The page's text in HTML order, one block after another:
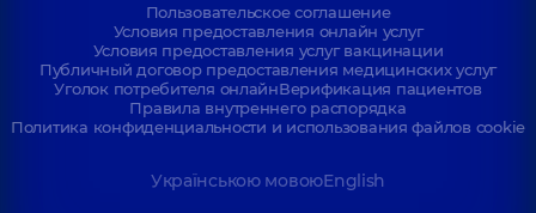
Пользовательское соглашение
Условия предоставления онлайн услуг
Условия предоставления услуг вакцинации
Публичный договор предоставления медицинских услуг
Уголок потребителя онлайнВерификация пациентов
Правила внутреннего распорядка
Политика конфиденциальности и использования файлов cookie
Українською мовоюEnglish